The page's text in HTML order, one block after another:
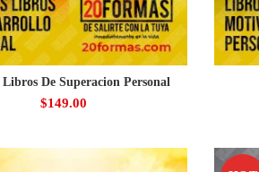
De Superacion Personal
$149.00